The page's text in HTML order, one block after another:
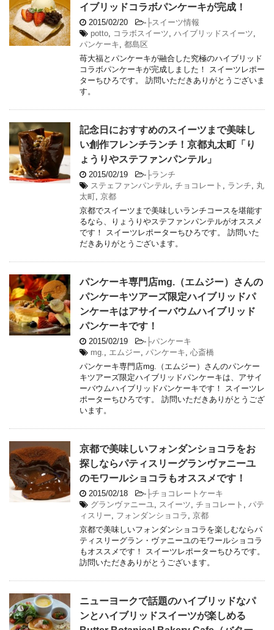
イブリッドコラボパンケーキが完成！
2015/02/20 - ├スイーツ情報
potto, コラボスイーツ, ハイブリッドスイーツ,
パンケーキ, 都島区
苺大福とパンケーキが融合した究極のハイブリッド
コラボパンケーキが完成しました！ スイーツレポー
ターちひろです。 訪問いただきありがとうございま
す。
記念日におすすめのスイーツまで美味し
い創作フレンチランチ！京都丸太町「り
ょうりやステファンパンテル」
2015/02/19 - ├ランチ
ステェファンパンテル, チョコレート , ランチ, 丸
太町, 京都
京都でスイーツまで美味しいランチコースを堪能す
るなら、りょうりやステファンパンテルがオススメ
です！ スイーツレポーターちひろです。 訪問いた
だきありがとうございます。
パンケーキ専門店mg.（エムジー）さんの
パンケーキツアーズ限定ハイブリッドパ
ンケーキはアサイーバウムハイブリッド
パンケーキです！
2015/02/19 - ├パンケーキ
mg., エムジー, パンケーキ, 心斎橋
パンケーキ専門店mg.（エムジー）さんのパンケー
キツアーズ限定ハイブリッドパンケーキは、アサイ
ーバウムハイブリッドパンケーキです！ スイーツレ
ポーターちひろです。 訪問いただきありがとうござ
います。
京都で美味しいフォンダンショコラをお
探しならパティスリーグランヴァニーユ
のモワールショコラもオススメです！
2015/02/18 - ├チョコレートケーキ
グランヴァニーユ, スイーツ, チョコレート , パテ
ィスリー, フォンダンショコラ , 京都
京都で美味しいフォンダンショコラを楽しむならパ
ティスリーグラン・ヴァニーユのモワールショコラ
もオススメです！ スイーツレポーターちひろです。
訪問いただきありがとうございます。
ニューヨークで話題のハイブリッドなパ
ンとハイブリッドスイーツが楽しめる